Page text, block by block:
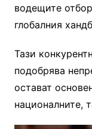
водещите
глобалния
Тази
подобрява
остават
националните,